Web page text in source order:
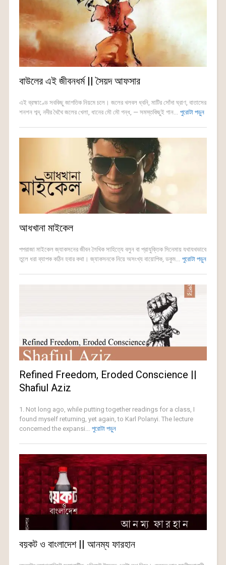
বাউলের এই জীবনধর্ম || সৈয়দ আফসার
এই ব্রহ্মাণ্ডে সবকিছু জাগতিক নিয়মে চলে। জলের খলবল ধ্বনি, মাটির সোঁদা ঘ্রাণ, বাতাসের
শনশন শব্দ, নদীর থৈথৈ জলের খেলা, ধানের মৌ মৌ গন্ধ, — সমস্তকিছুই গান... পুরোটা পড়ুন
আধখানা মাইকেল
পপরাজা মাইকেল জ্যাকসনের জীবন লৈখিক সাহিত্যে বলুন বা প্রাযুক্তিক সিনেমায় যথাযথভাবে
তুলে ধরা ব্যাপক কঠিন হবার কথা। জ্যাকসনকে নিয়ে অসংখ্য বায়োপিক, ডকুম... পুরোটা পড়ুন
Refined Freedom, Eroded Conscience ||
Shafiul Aziz
1. Not long ago, while putting together readings for a class, I
found myself returning, yet again, to Karl Polanyi. The lecture
concerned the expansi... পুরোটা পড়ুন
বয়কট ও বাংলাদেশ || আনম্য ফারহান